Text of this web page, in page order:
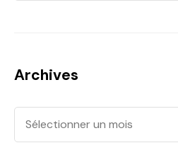
Archives